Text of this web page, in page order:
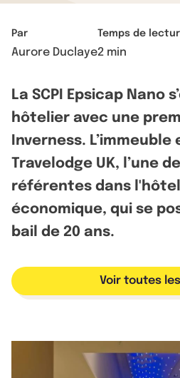
Par
Aurore Duclaye
Temps de
2 min
La SCPI Epsicap Nano
hôtelier avec une
Inverness.
Travelodge UK, l’une
référentes dans
économique, qui se
bail de 20 ans.
Voir toutes les